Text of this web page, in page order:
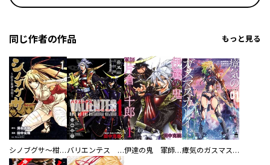
同じ作者の作品 もっと見る
シノブグサ～柑子忍形由緒～ バリエンテス 伊達の鬼 片倉小十郎 伊達の鬼 軍師 片倉小十郎 瘴気のガスマスカレイド